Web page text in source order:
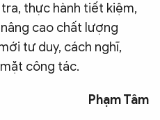
thực hành tiết kiệm,
cao chất lượng
tư duy, cách nghĩ,
công tác.
Phạm Tâm